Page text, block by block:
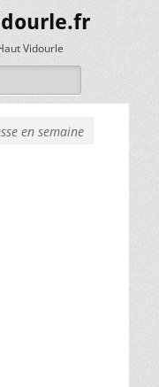
Vidourle
en semaine